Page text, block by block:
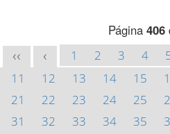
Página 406
<< < 1 2 3 4
11
12 13 14 15
21
22 23 24 25
31
32 33 34 35